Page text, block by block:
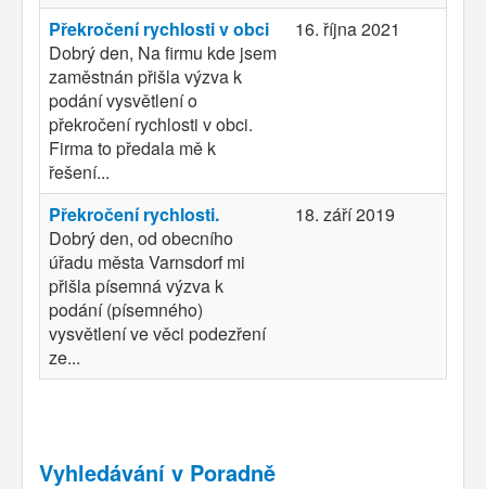
Překročení rychlosti v obci
Dobrý den, Na firmu kde jsem
zaměstnán přišla výzva k
podání vysvětlení o
překročení rychlosti v obci.
Firma to předala mě k
řešení...
16. října 2021
Překročení rychlosti.
Dobrý den, od obecního
úřadu města Varnsdorf mi
přišla písemná výzva k
podání (písemného)
vysvětlení ve věci podezření
ze...
18. září 2019
Vyhledávání v Poradně